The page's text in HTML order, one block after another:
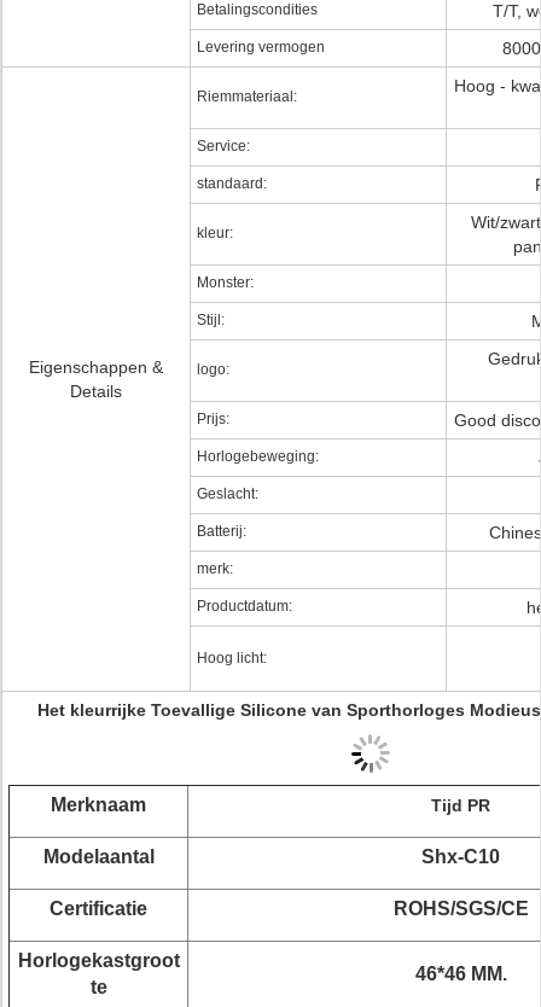
Betalingscondities T/T,
Levering vermogen
Eigenschappen &
Details
Riemmateriaal:
Hoog -
Service:
standaard:
kleur:
Wit/
Monster:
Stijl:
logo:
Prijs: Good
Horlogebeweging:
Geslacht:
Batterij:
merk:
Productdatum:
Hoog licht:
Het kleurrijke Toevallige Silicone van Sporthorloges
Merknaam Tijd PR
Modelaantal Shx-C10
Certificatie ROHS/SGS/CE
Horlogekastgroot
te
46*46 MM.